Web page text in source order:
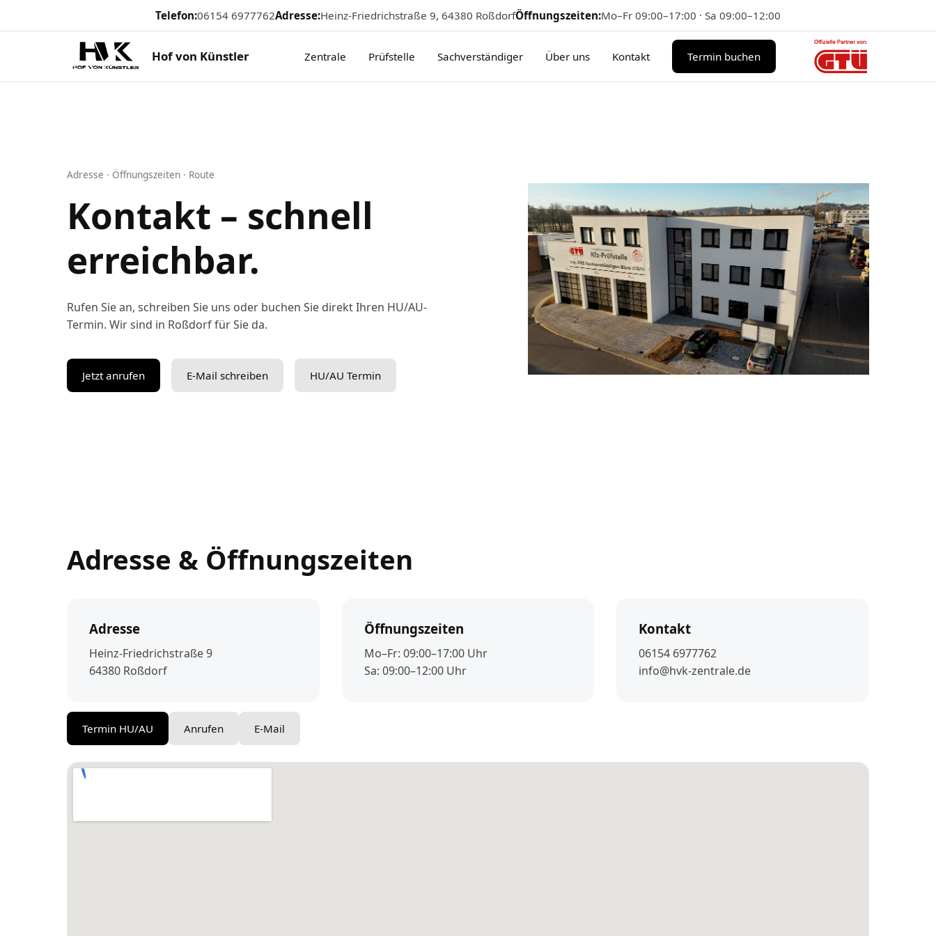
Telefon:06154 6977762Adresse:Heinz-Friedrichstraße 9, 64380 RoßdorfÖffnungszeiten:Mo–Fr 09:00–17:00 · Sa 09:00–12:00
Hof von Künstler Zentrale Prüfstelle Sachverständiger Über uns Kontakt Termin buchen
Adresse · Öffnungszeiten · Route
Kontakt – schnell
erreichbar.
Rufen Sie an, schreiben Sie uns oder buchen Sie direkt Ihren HU/AU-
Termin. Wir sind in Roßdorf für Sie da.
Jetzt anrufen E-Mail schreiben HU/AU Termin
Adresse & Öffnungszeiten
Adresse
Heinz-Friedrichstraße 9
64380 Roßdorf
Öffnungszeiten
Mo–Fr: 09:00–17:00 Uhr
Sa: 09:00–12:00 Uhr
Kontakt
06154 6977762
info@hvk-zentrale.de
Termin HU/AU Anrufen E-Mail